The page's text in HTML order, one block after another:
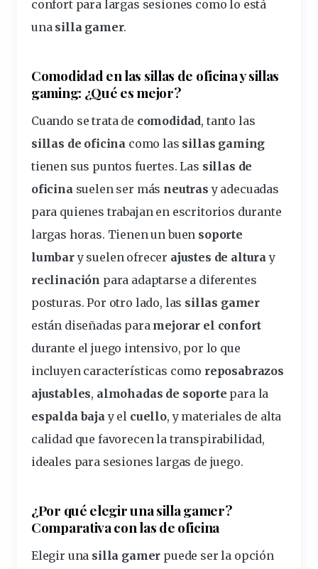
confort para largas sesiones como lo está
una silla gamer.
Comodidad en las sillas de oficina y sillas
gaming: ¿Qué es mejor?
Cuando se trata de comodidad, tanto las
sillas de oficina como las sillas gaming
tienen sus puntos fuertes. Las sillas de
oficinasuelen ser más neutras y adecuadas
para quienes trabajan en escritorios durante
largas horas. Tienen un buen soporte
lumbary suelen ofrecer ajustes de alturay
reclinación para adaptarse a diferentes
posturas. Por otro lado, las sillas gamer
están diseñadas para mejorar el confort
durante el juego intensivo, por lo que
incluyen características como reposabrazos
ajustables, almohadas de soporte para la
espalda bajay el cuello, y materiales de alta
calidad que favorecen la transpirabilidad,
ideales para sesiones largas de juego.
¿Por quéelegir una silla gamer?
Comparativa con las de oficina
Elegir una silla gamer puede ser la opción